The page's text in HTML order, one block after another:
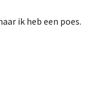
ik heb een poes.